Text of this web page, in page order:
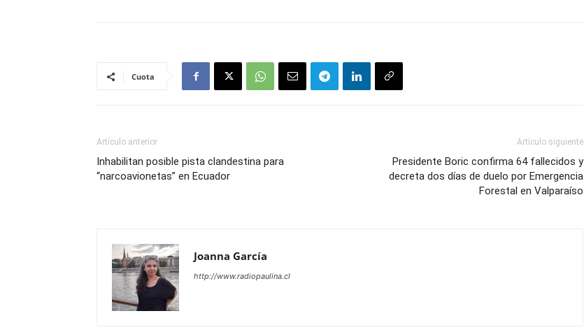
Cuota
Artículo anterior
Inhabilitan posible pista clandestina para
“narcoavionetas” en Ecuador
Artículo siguiente
Presidente Boric confirma 64 fallecidos y
decreta dos días de duelo por Emergencia
Forestal en Valparaíso
Joanna García
http://www.radiopaulina.cl